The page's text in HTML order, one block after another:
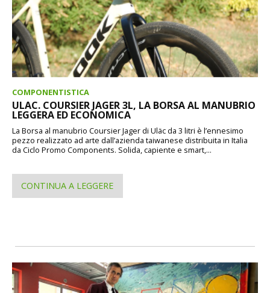
COMPONENTISTICA
ULAC. COURSIER JAGER 3L, LA BORSA AL MANUBRIO
LEGGERA ED ECONOMICA
La Borsa al manubrio Coursier Jager di Uläc da 3 litri è l’ennesimo
pezzo realizzato ad arte dall’azienda taiwanese distribuita in Italia
da Ciclo Promo Components. Solida, capiente e smart,...
CONTINUA A LEGGERE